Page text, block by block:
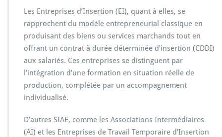
Les Entreprises d’Insertion (EI), quant à elles, se
rapprochent du modèle entrepreneurial classique en
produisant des biens ou services marchands tout en
offrant un contrat à durée déterminée d’insertion (CDDI)
aux salariés. Ces entreprises se distinguent par
l’intégration d’une formation en situation réelle de
production, complétée par un accompagnement
individualisé.
D’autres SIAE, comme les Associations Intermédiaires
(AI) et les Entreprises de Travail Temporaire d’Insertion